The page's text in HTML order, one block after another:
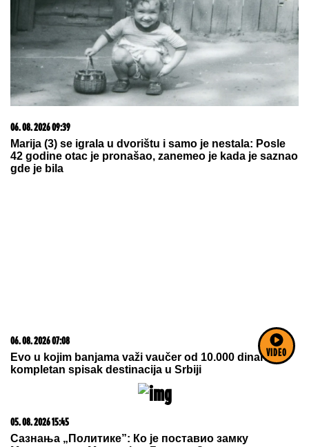
VIDEO
06. 08. 2026 15:29
Posle smrti "Kralja žita" izbila bitka za milionsko
carstvo
42 godine otac je pronašao, zanemeo je kada je saznao
gde je bila